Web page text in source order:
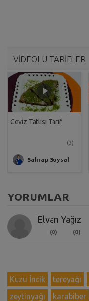
VİDEOLU TARİFLER
Ceviz Tatlısı Tarif
(3)
Sahrap Soysal
YORUMLAR
Elvan Yağız
(0) (0)
Kuzu İncik tereyağı
zeytinyağı
karabiber